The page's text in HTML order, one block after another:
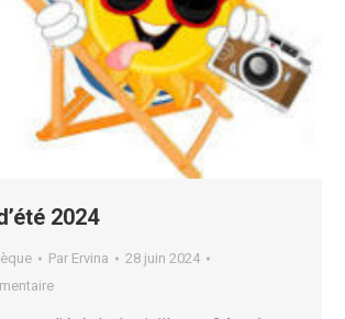
2024
Par Ervina
28 juin 2024